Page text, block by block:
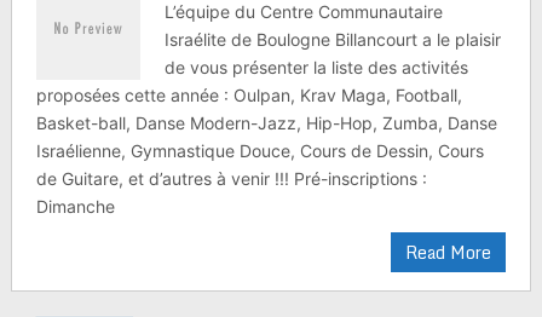
L’équipe du Centre Communautaire
Israélite de Boulogne Billancourt a le plaisir
de vous présenter la liste des activités
proposées cette année : Oulpan, Krav Maga, Football,
Basket-ball, Danse Modern-Jazz, Hip-Hop, Zumba, Danse
Israélienne, Gymnastique Douce, Cours de Dessin, Cours
de Guitare, et d’autres à venir !!! Pré-inscriptions :
Dimanche
Read More